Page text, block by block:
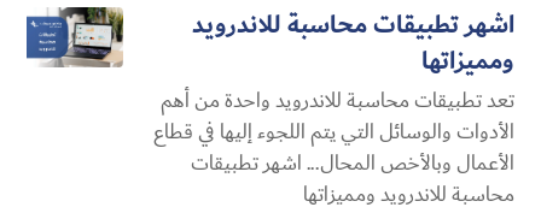
اشهر تطبيقات محاسبة للاندرويد
ومميزاتها
تعد تطبيقات محاسبة للاندرويد واحدة من أهم
الأدوات والوسائل التي يتم اللجوء إليها في قطاع
الأعمال وبالأخص المحال... اشهر تطبيقات
محاسبة للاندرويد ومميزاتها